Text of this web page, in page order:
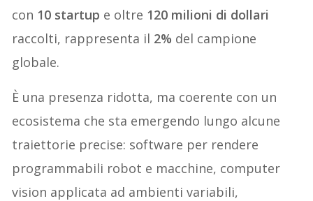
con 10 startup e oltre 120 milioni di dollari
raccolti, rappresenta il 2% del campione
globale.
È una presenza ridotta, ma coerente con un
ecosistema che sta emergendo lungo alcune
traiettorie precise: software per rendere
programmabili robot e macchine, computer
vision applicata ad ambienti variabili,